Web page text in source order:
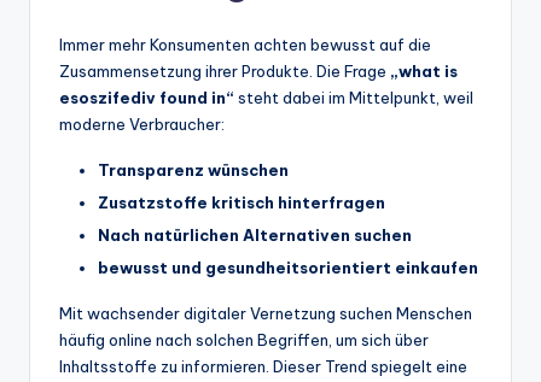
Immer mehr Konsumenten achten bewusst auf die
Zusammensetzung ihrer Produkte. Die Frage „what is
esoszifediv found in“ steht dabei im Mittelpunkt, weil
moderne Verbraucher:
Transparenz wünschen
Zusatzstoffe kritisch hinterfragen
Nach natürlichen Alternativen suchen
bewusst und gesundheitsorientiert einkaufen
Mit wachsender digitaler Vernetzung suchen Menschen
häufig online nach solchen Begriffen, um sich über
Inhaltsstoffe zu informieren. Dieser Trend spiegelt eine